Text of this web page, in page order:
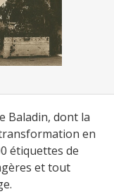
Baladin, dont la
en
étiquettes de
et tout